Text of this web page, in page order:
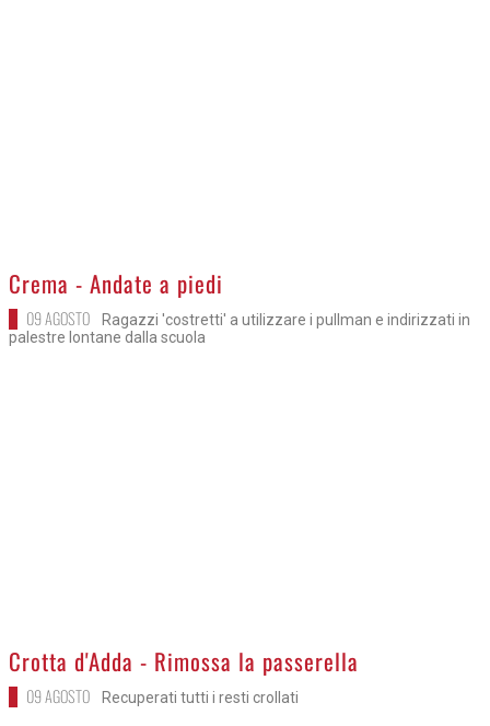
>
Crema - Andate a piedi
09 AGOSTO
Ragazzi 'costretti' a utilizzare i pullman e indirizzati in
palestre lontane dalla scuola
>
Crotta d'Adda - Rimossa la passerella
09 AGOSTO Recuperati tutti i resti crollati